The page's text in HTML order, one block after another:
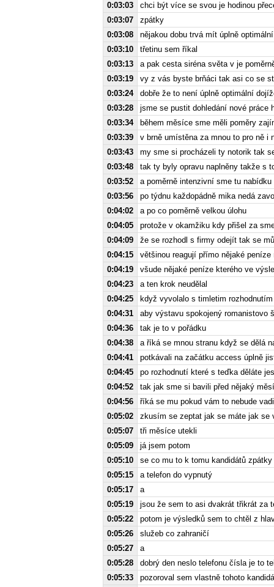
0:03:03
chci být více se svou je hodinou
0:03:07
zpátky
0:03:08
nějakou dobu trvá mít úplně optimální
0:03:10
třetinu sem říkal
0:03:13
a pak cesta siréna světa v je
0:03:19
vy z vás byste brňáci tak asi co se
0:03:24
dobře že to není úplně optimální
0:03:28
jsme se pustit dohledání nové práce
0:03:34
během měsíce sme měli poměry
0:03:39
v brně umístěna za mnou to pro ně i
0:03:43
my sme si procházeli ty notorik tak
0:03:48
tak ty byly opravu naplněny takže s
0:03:52
a poměrně intenzivní sme tu
0:03:56
po týdnu každopádně mika nedá
0:04:02
a po co poměrně velkou úlohu
0:04:05
protože v okamžiku kdy přišel za
0:04:09
že se rozhodl s firmy odejít tak se
0:04:15
většinou reagují přímo nějaké peníze
0:04:19
všude nějaké peníze kterého ve
0:04:23
a ten krok neudělal
0:04:25
když vyvolalo s timletim
0:04:31
aby výstavu spokojený romanistovo
0:04:36
tak je to v pořádku
0:04:38
a říká se mnou stranu když se dělá
0:04:41
potkávali na začátku access úplně
0:04:45
po rozhodnutí které s teďka děláte
0:04:52
tak jak sme si bavili před nějaký
0:04:56
říká se mu pokud vám to nebude
0:05:02
zkusím se zeptat jak se máte jak se
0:05:07
tři měsíce utekli
0:05:09
já jsem potom
0:05:10
se co mu to k tomu kandidátů
0:05:15
a telefon do vypnutý
0:05:17
a
0:05:19
jsou že sem to asi dvakrát třikrát za
0:05:22
potom je výsledků sem to chtěl z
0:05:26
služeb co zahraničí
0:05:27
a
0:05:28
dobrý den neslo telefonu čísla je to
0:05:33
pozoroval sem vlastně tohoto